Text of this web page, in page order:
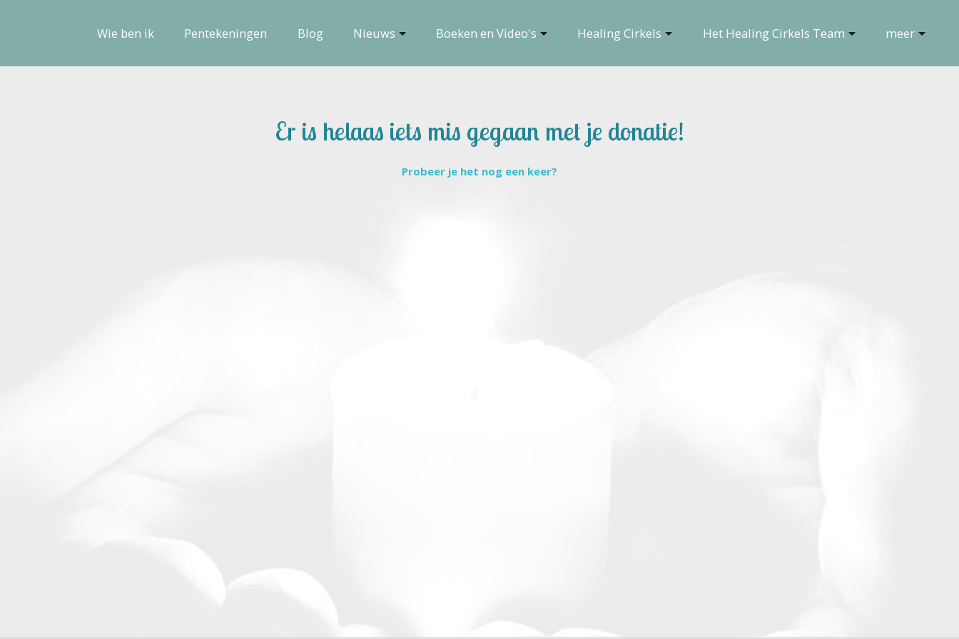
Wie ben ik Pentekeningen Blog Nieuws Boeken en Video's Healing Cirkels Het Healing Cirkels Team meer
Er is helaas iets mis gegaan met je donatie!
Probeer je het nog een keer?